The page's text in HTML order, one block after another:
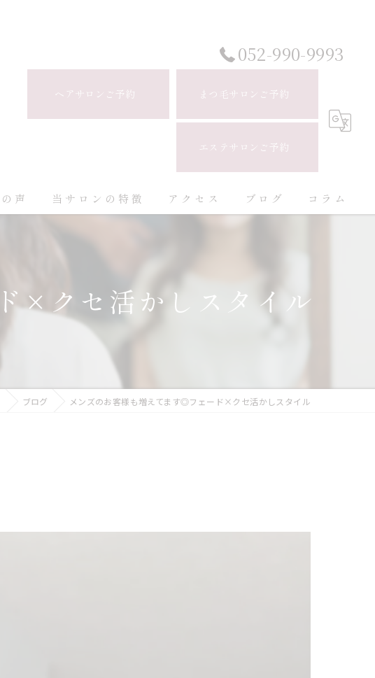
052-990-9993
ヘアサロンご予約 まつ毛サロンご予約
エステサロンご予約
声 当サロンの特徴
似合わせカット
フェイシャルエステ
アクセス ブログ コラム
×クセ活かしスタイル
ブログ メンズのお客様も増えてます◎フェード×クセ活かしスタイル